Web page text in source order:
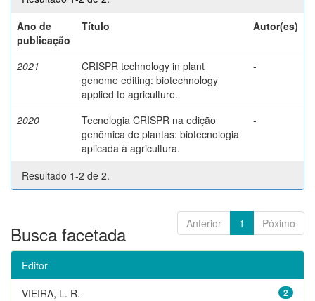
Ano de
publicação
Título Autor(es)
2021
CRISPR technology in plant
genome editing: biotechnology
applied to agriculture.
-
2020
Tecnologia CRISPR na edição
genômica de plantas: biotecnologia
aplicada à agricultura.
-
Resultado 1-2 de 2.
Anterior 1 Póximo
Busca facetada
Editor
2
VIEIRA, L. R.